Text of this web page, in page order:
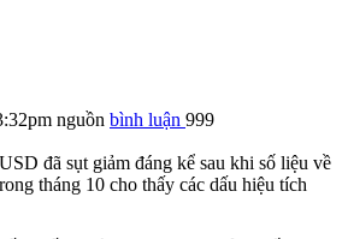
nguồn bình luận 999
đã sụt giảm đáng kể sau khi số liệu về
tháng 10 cho thấy các dấu hiệu tích